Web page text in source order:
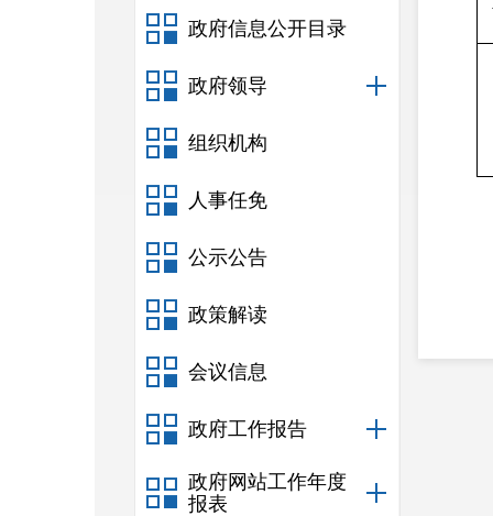
政府信息公开目录
政府领导
组织机构
人事任免
公示公告
政策解读
会议信息
政府工作报告
政府网站工作年度
报表